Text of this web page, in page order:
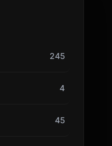
245
4
45